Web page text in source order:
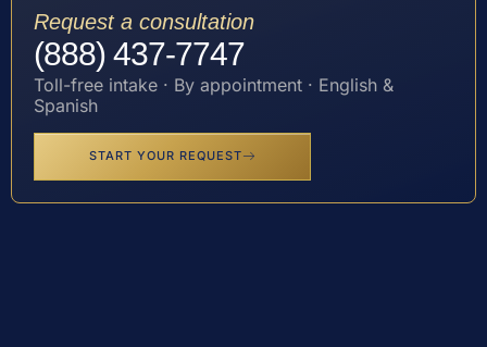
Request a consultation
(888) 437-7747
Toll-free intake · By appointment · English &
Spanish
START YOUR REQUEST